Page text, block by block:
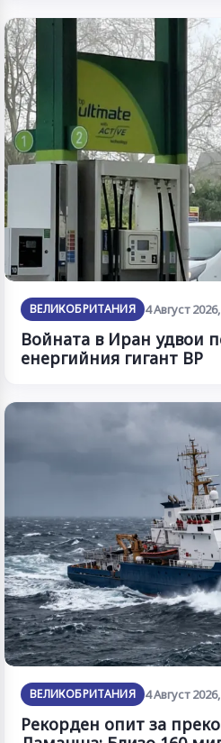
ВЕЛИКОБРИТАНИЯ 4 Август
Войната в Иран удвои
енергийния гигант BP
ВЕЛИКОБРИТАНИЯ 4 Август
Рекорден опит за